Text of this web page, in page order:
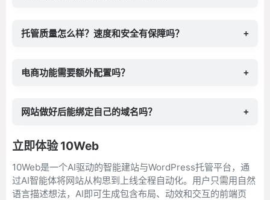
托管质量怎么样？速度和安全有保障吗？ +
电商功能需要额外配置吗？ +
网站做好后能绑定自己的域名吗？ +
立即体验 10Web
10Web是一个AI驱动的智能建站与WordPress托管平台，通
过AI智能体将网站从构思到上线全程自动化。用户只需用自然
语言描述想法，AI即可生成包含布局、动效和交互的前端页